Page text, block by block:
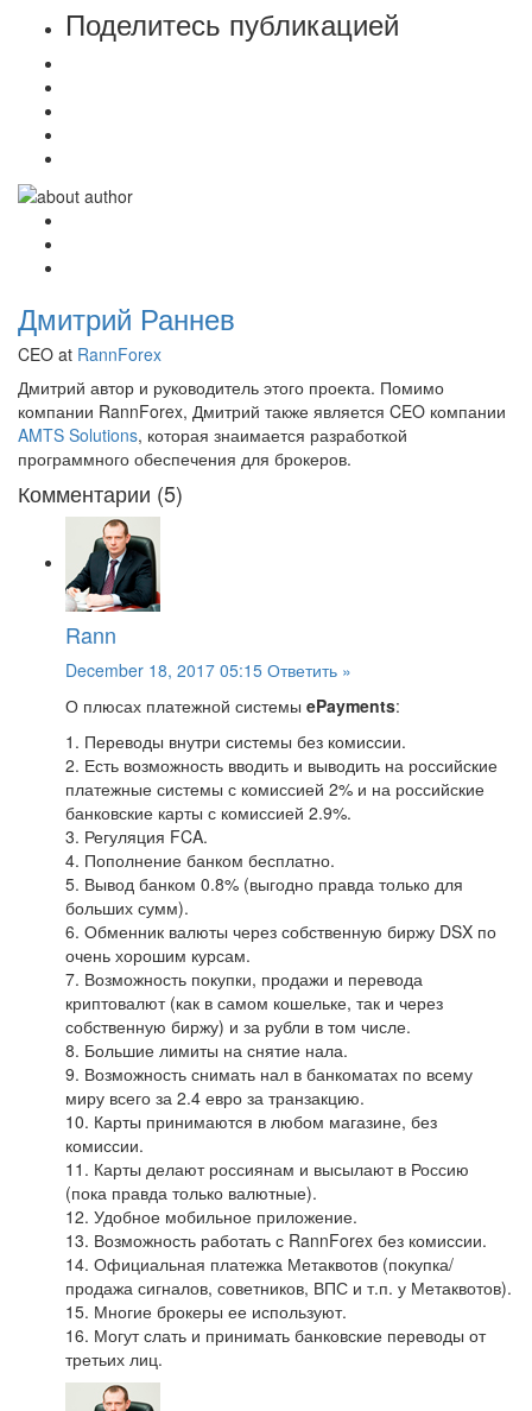
Поделитесь публикацией
Дмитрий Раннев
CEO at RannForex
Дмитрий автор и руководитель этого проекта. Помимо
компании RannForex, Дмитрий также является CEO компании
AMTS Solutions, которая знаимается разработкой
программного обеспечения для брокеров.
Комментарии (5)
Rann
December 18, 2017 05:15 Ответить »
О плюсах платежной системы ePayments:
1. Переводы внутри системы без комиссии.
2. Есть возможность вводить и выводить на российские
платежные системы с комиссией 2% и на российские
банковские карты с комиссией 2.9%.
3. Регуляция FCA.
4. Пополнение банком бесплатно.
5. Вывод банком 0.8% (выгодно правда только для
больших сумм).
6. Обменник валюты через собственную биржу DSX по
очень хорошим курсам.
7. Возможность покупки, продажи и перевода
криптовалют (как в самом кошельке, так и через
собственную биржу) и за рубли в том числе.
8. Большие лимиты на снятие нала.
9. Возможность снимать нал в банкоматах по всему
миру всего за 2.4 евро за транзакцию.
10. Карты принимаются в любом магазине, без
комиссии.
11. Карты делают россиянам и высылают в Россию
(пока правда только валютные).
12. Удобное мобильное приложение.
13. Возможность работать с RannForex без комиссии.
14. Официальная платежка Метаквотов (покупка/
продажа сигналов, советников, ВПС и т.п. у Метаквотов).
15. Многие брокеры ее используют.
16. Могут слать и принимать банковские переводы от
третьих лиц.